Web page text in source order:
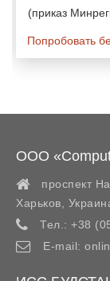
(приказ
Попробовать
ООО
проспект
Харьков
Тел.: +38
E-mail: